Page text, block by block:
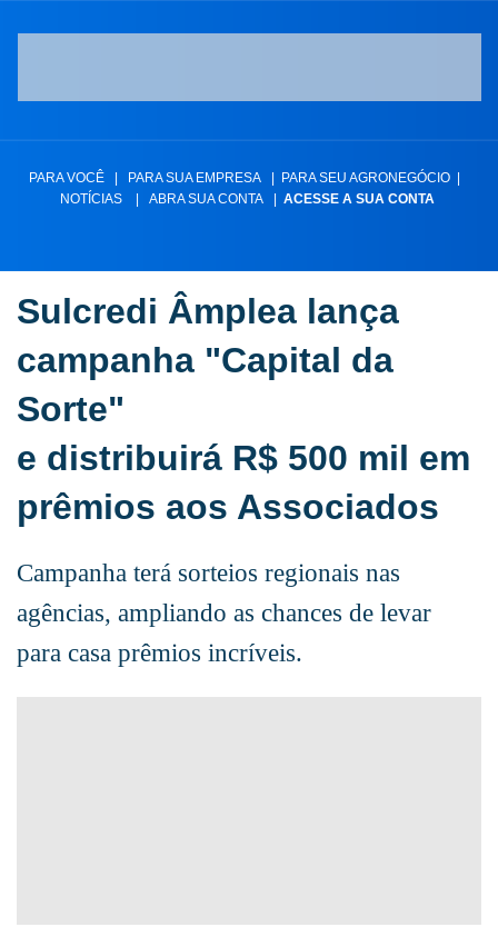
PARA VOCÊ PARA SUA EMPRESA PARA SEU AGRONEGÓCIO
NOTÍCIAS
ABRA SUA CONTA ACESSE A SUA CONTA
Sulcredi Âmplea lança
campanha "Capital da
Sorte"
e distribuirá R$ 500 mil em
prêmios aos Associados
Campanha terá sorteios regionais nas
agências, ampliando as chances de levar
para casa prêmios incríveis.